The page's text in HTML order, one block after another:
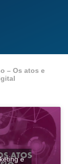
– Os atos e
e